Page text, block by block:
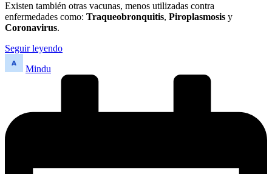
Existen también otras vacunas, menos utilizadas contra
enfermedades como: Traqueobronquitis, Piroplasmosis y
Coronavirus.
Seguir leyendo
Publicado
Mindu